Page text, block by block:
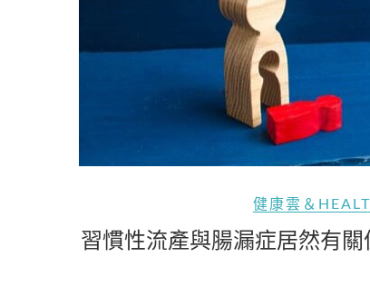
健康雲＆
習慣性流產與腸漏症居然有